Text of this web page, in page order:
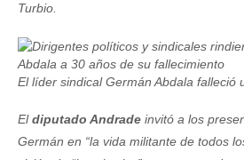
Turbio.
El líder sindical Germán Abdala falleció
Eldiputado Andrade invitó a los
Germán en “la vida militante de todos